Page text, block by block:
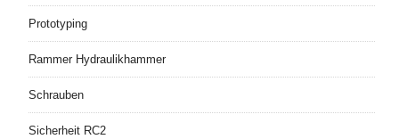
Prototyping
Rammer Hydraulikhammer
Schrauben
Sicherheit RC2